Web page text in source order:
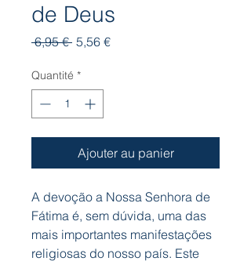
de Deus
6,95 € Prix
5,56 €Prix
Quantité *
Ajouter au panier
A devoção a Nossa Senhora de
Fátima é, sem dúvida, uma das
mais importantes manifestações
religiosas do nosso país. Este